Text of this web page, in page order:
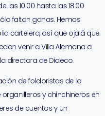
las 10:00 hasta las 18:00
faltan ganas. Hemos
cartelera, así que ojalá que
venir a Villa Alemana a
directora de Dideco.
de folcloristas de la
y chinchineros en
de cuentos y un